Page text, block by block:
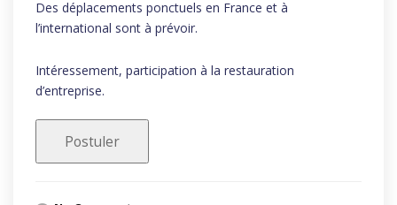
Des déplacements ponctuels en France et à
l’international sont à prévoir.
Intéressement, participation à la restauration
d’entreprise.